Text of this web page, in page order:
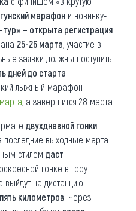
марафон и новинку-
– открыта регистрация
25-26 марта , участие в
заявки должны поступить
дней до старта
лыжный марафон
, а завершится 28 марта.
двухдневной гонки
последние выходные марта.
стилем даст
гонке в гору.
выйдут на дистанцию
пять километров . Через